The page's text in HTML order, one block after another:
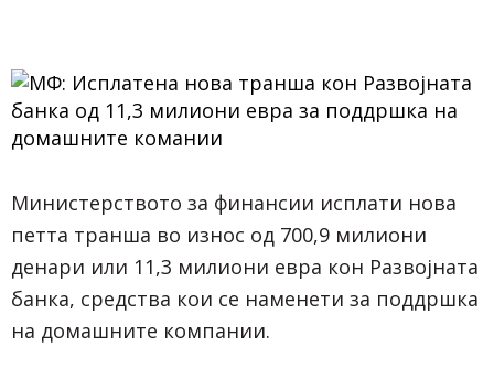
Министерството за финансии исплати нова
петта транша во износ од 700,9 милиони
денари или 11,3 милиони евра кон Развојната
банка, средства кои се наменети за поддршка
на домашните компании.